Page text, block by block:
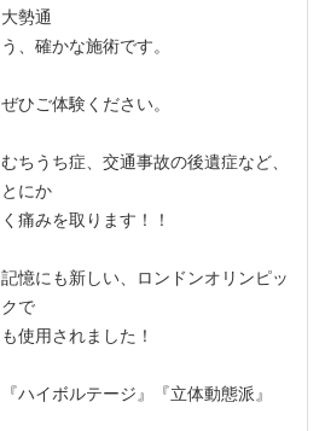
大勢通
う、確かな施術です。
ぜひご体験ください。
むちうち症、交通事故の後遺症など、
とにか
く痛みを取ります！！
記憶にも新しい、ロンドンオリンピッ
クで
も使用されました！
『ハイボルテージ』『立体動態派』